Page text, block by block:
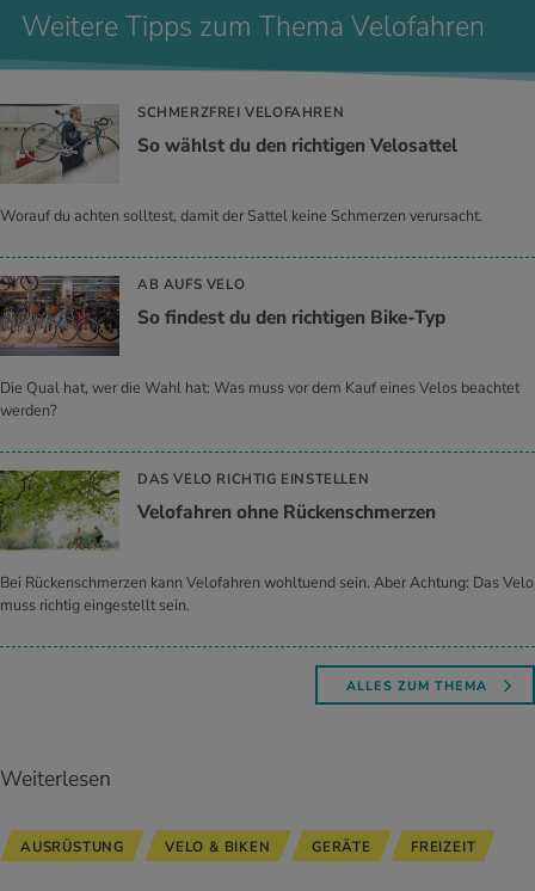
Weitere Tipps zum Thema Velofahren
SCHMERZFREI VELOFAHREN
So wählst du den rich­ti­gen Ve­lo­sat­tel
Worauf du achten solltest, damit der Sattel keine Schmerzen verursacht.
AB AUFS VELO
So fin­dest du den rich­ti­gen Bike-Typ
Die Qual hat, wer die Wahl hat: Was muss vor dem Kauf eines Velos beachtet
werden?
DAS VELO RICHTIG EINSTELLEN
Ve­lo­fah­ren ohne Rü­cken­schmer­zen
Bei Rückenschmerzen kann Velofahren wohltuend sein. Aber Achtung: Das Velo
muss richtig eingestellt sein.
ALLES ZUM THEMA
Weiterlesen
AUSRÜSTUNG VELO & BIKEN GERÄTE FREIZEIT